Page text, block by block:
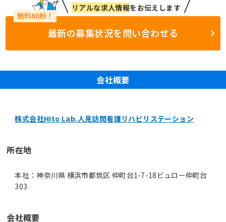
リアルな求人情報をお伝えします
最新の募集状況を問い合わせる
会社概要
株式会社HIto Lab.人見訪問看護リハビリステーション
所在地
本社：神奈川県 横浜市都筑区 仲町台1-7-18ビュロー仲町台
303
会社概要